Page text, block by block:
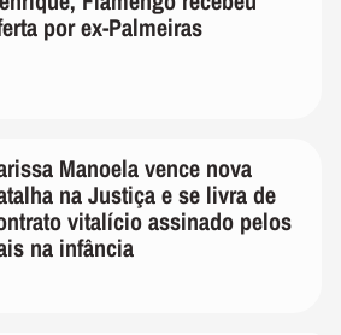
por ex-Palmeiras
Manoela vence nova
na Justiça e se livra de
vitalício assinado pelos
na infância